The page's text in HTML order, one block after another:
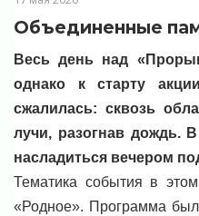
Объединенные
Весь день над
однако к старту
сжалилась: сквозь
лучи, разогнав дождь.
насладиться вечером
Тематика события в
«Родное». Программа